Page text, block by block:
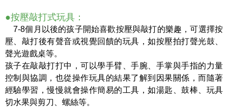
●按壓敲打式玩具：
7-8個月以後的孩子開始喜歡按壓與敲打的樂趣，可選擇按
壓、敲打後有聲音或視覺回饋的玩具，如按壓拍打聲光鼓、
聲光遊戲桌等。
孩子在敲敲打打中，可以學手臂、手腕、手掌與手指的力量
控制與協調，也從操作玩具的結果了解到因果關係，而隨著
經驗學習，慢慢就會操作簡易的工具，如湯匙、鼓棒、玩具
切水果與剪刀、螺絲等。